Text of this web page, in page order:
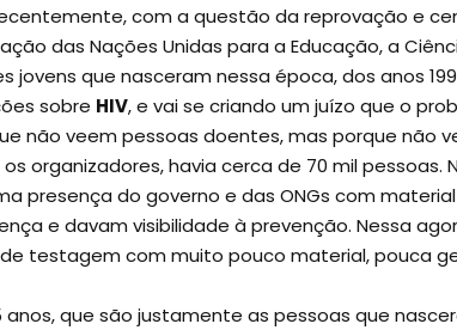
com a questão da reprovação e
das Nações Unidas para a Educação, a
jovens que nasceram nessa época, dos anos
sobre HIV, e vai se criando um juízo que o
não veem pessoas doentes, mas porque não
os organizadores, havia cerca de 70 mil
presença do governo e das ONGs com
e davam visibilidade à prevenção. Nessa
testagem com muito pouco material, pouca
anos, que são justamente as pessoas que